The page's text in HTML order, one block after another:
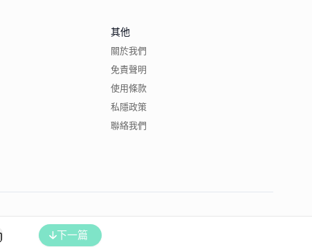
下一篇
其他
關於我們
免責聲明
使用條款
私隱政策
聯絡我們